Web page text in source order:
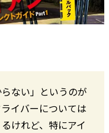
ない」というのが
イバーについては
けれど、特にアイ